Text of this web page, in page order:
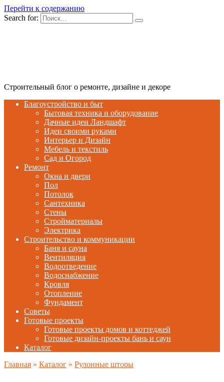
Перейти к содержанию
Search for:
Строительный блог о ремонте, дизайне и декоре
Благоустройство и быт
Бытовая техника и оборудование
Дачные идеи Ландшафт
Идеи своими руками
Интерьер и Дизайн
Мебель и текстиль
Сад и Огород
Ремонт
Окна и двери
Пол
Потолок
Сантехника
Стены
Стройматериалы
Электрика
Строительство и коммуникации
Баня и сауна
Вентиляция
Водоотведение
Водоснабжение
Кровля
Отопление
Фундамент
Советы
Готовые проекты
Готовые проекты домов и коттеджей
Готовые дизайн-проекты бань и саун
Каталог
Главная » Каталог » Рулонные шторы